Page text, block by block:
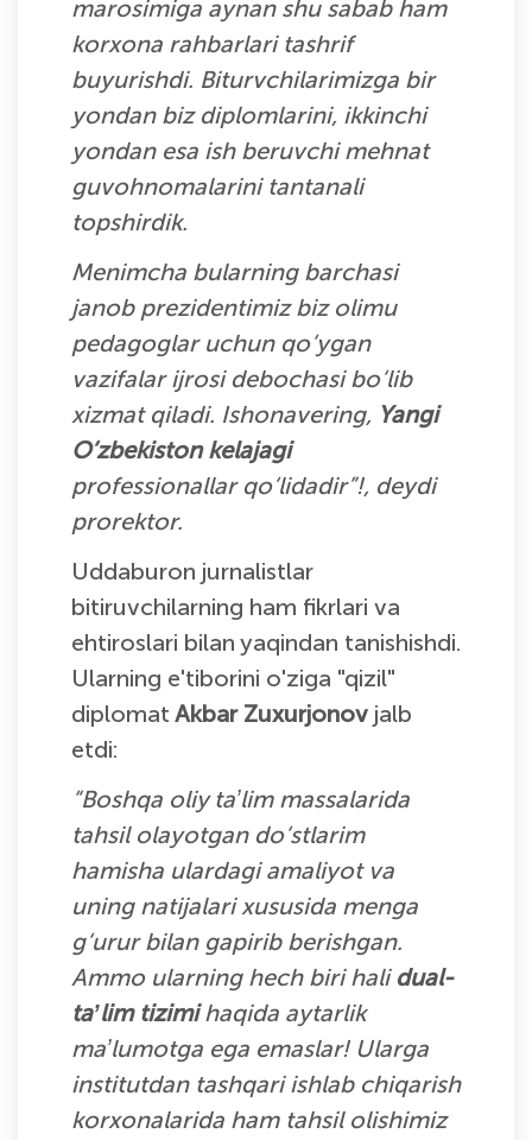
marosimiga aynan shu sabab ham
korxona rahbarlari tashrif
buyurishdi. Biturvchilarimizga bir
yondan biz diplomlarini, ikkinchi
yondan esa ish beruvchi mehnat
guvohnomalarini tantanali
topshirdik.
Menimcha bularning barchasi
janob prezidentimiz biz olimu
pedagoglar uchun qo‘ygan
vazifalar ijrosi debochasi bo‘lib
xizmat qiladi. Ishonavering, Yangi
O‘zbekiston kelajagi
professionallar qo‘lidadir”!, deydi
prorektor.
Uddaburon jurnalistlar
bitiruvchilarning ham fikrlari va
ehtiroslari bilan yaqindan tanishishdi.
Ularning e'tiborini o'ziga "qizil"
diplomat Akbar Zuxurjonov jalb
etdi:
“Boshqa oliy taʼlim massalarida
tahsil olayotgan do‘stlarim
hamisha ulardagi amaliyot va
uning natijalari xususida menga
g‘urur bilan gapirib berishgan.
Ammo ularning hech biri hali dual-
taʼlim tizimihaqida aytarlik
maʼlumotga ega emaslar! Ularga
institutdan tashqari ishlab chiqarish
korxonalarida ham tahsil olishimiz